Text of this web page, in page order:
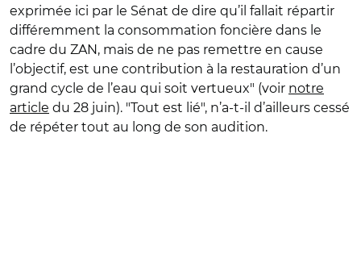
exprimée ici par le Sénat de dire qu’il fallait répartir
différemment la consommation foncière dans le
cadre du ZAN, mais de ne pas remettre en cause
l’objectif, est une contribution à la restauration d’un
grand cycle de l’eau qui soit vertueux" (voir notre
article du 28 juin). "Tout est lié", n’a-t-il d’ailleurs cessé
de répéter tout au long de son audition.